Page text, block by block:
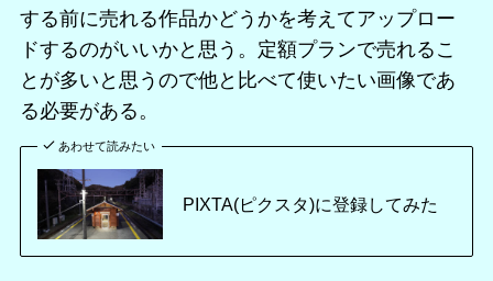
する前に売れる作品かどうかを考えてアップロー
ドするのがいいかと思う。定額プランで売れるこ
とが多いと思うので他と比べて使いたい画像であ
る必要がある。
あわせて読みたい
PIXTA(ピクスタ)に登録してみた